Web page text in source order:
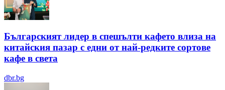
Българският лидер в спешълти кафето влиза на
китайския пазар с едни от най-редките сортове
кафе в света
dbr.bg